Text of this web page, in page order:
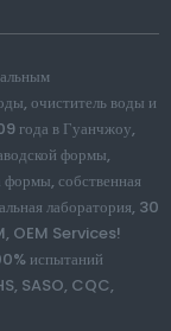
очиститель воды и
года в Гуанчжоу,
формы,
формы, собственная
лаборатория, 30
OEM Services!
испытаний
SASO, CQC,